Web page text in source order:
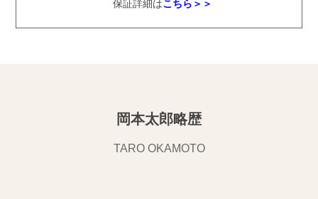
保証詳細はこちら＞＞
岡本太郎略歴
TARO OKAMOTO